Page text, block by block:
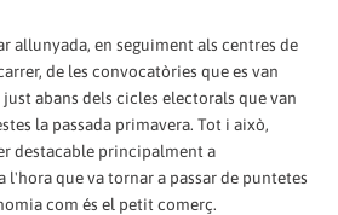
allunyada, en seguiment als centres de
de les convocatòries que es van
abans dels cicles electorals que van
la passada primavera. Tot i això,
destacable principalment a
que va tornar a passar de puntetes
com és el petit comerç.